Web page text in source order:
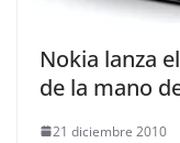
Nokia lanza
de la mano
21 diciembre 2010